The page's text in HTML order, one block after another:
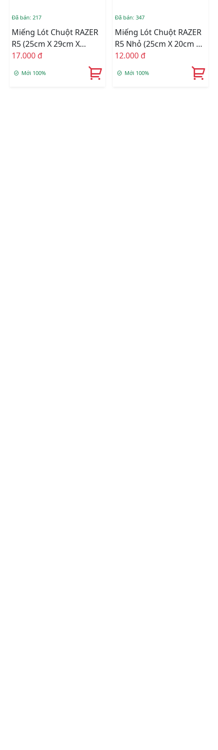
Đã bán: 217
Miếng Lót Chuột RAZER
R5 (25cm X 29cm X
2.3mm)
17.000 đ
Mới 100%
Đã bán: 347
Miếng Lót Chuột RAZER
R5 Nhỏ (25cm X 20cm X
2mm)
12.000 đ
Mới 100%